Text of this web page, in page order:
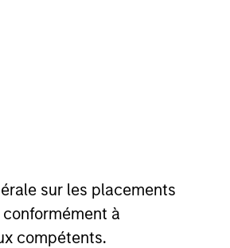
sur les placements
à
compétents.